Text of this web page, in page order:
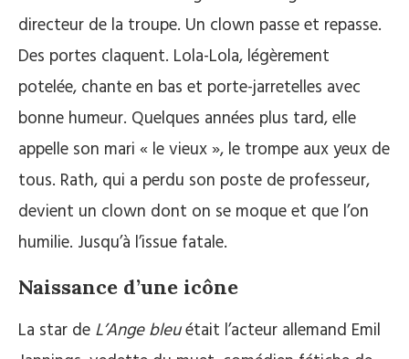
directeur de la troupe. Un clown passe et repasse.
Des portes claquent. Lola-Lola, légèrement
potelée, chante en bas et porte-jarretelles avec
bonne humeur. Quelques années plus tard, elle
appelle son mari « le vieux », le trompe aux yeux de
tous. Rath, qui a perdu son poste de professeur,
devient un clown dont on se moque et que l’on
humilie. Jusqu’à l’issue fatale.
Naissance d’une icône
La star de L’Ange bleuétait l’acteur allemand Emil